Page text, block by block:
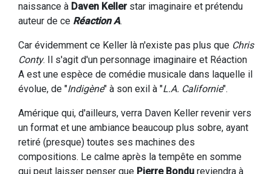
naissance à Daven Kellerstar imaginaire et prétendu
auteur de ce Réaction A.
Car évidemment ce Keller là n'existe pas plus que Chris
Conty. Il s'agit d'un personnage imaginaire et Réaction
A est une espèce de comédie musicale dans laquelle il
évolue, de "Indigène" à son exil à "L.A. Californie".
Amérique qui, d'ailleurs, verra Daven Keller revenir vers
un format et une ambiance beaucoup plus sobre, ayant
retiré (presque) toutes ses machines des
compositions. Le calme après la tempête en somme
qui peut laisser penser que Pierre Bondu reviendra à